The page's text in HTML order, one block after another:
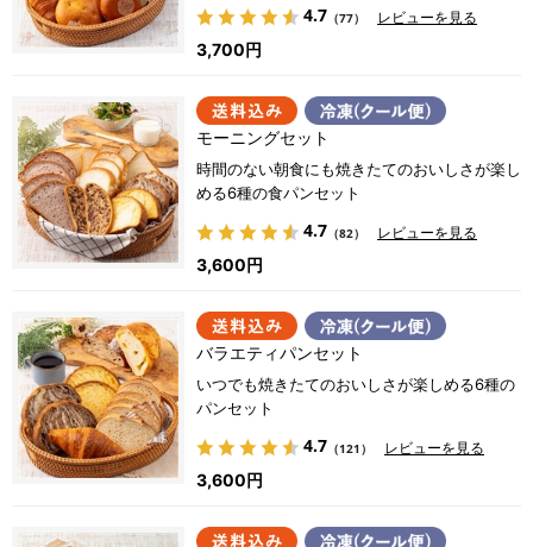
4.7 （77）
レビューを見る
3,700円
モーニングセット
時間のない朝食にも焼きたてのおいしさが楽し
める6種の食パンセット
4.7 （82）
レビューを見る
3,600円
バラエティパンセット
いつでも焼きたてのおいしさが楽しめる6種の
パンセット
4.7 （121）
レビューを見る
3,600円